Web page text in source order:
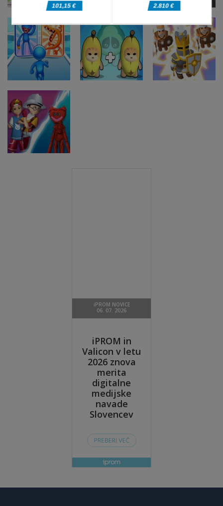
Strateške igre
Množična
obramba
Strateške igre
Pobeg iz
bolnišnice
Strateške igre
Pobeg iz
detektivske
sobe
Strateške igre
Monster
Battle Runner